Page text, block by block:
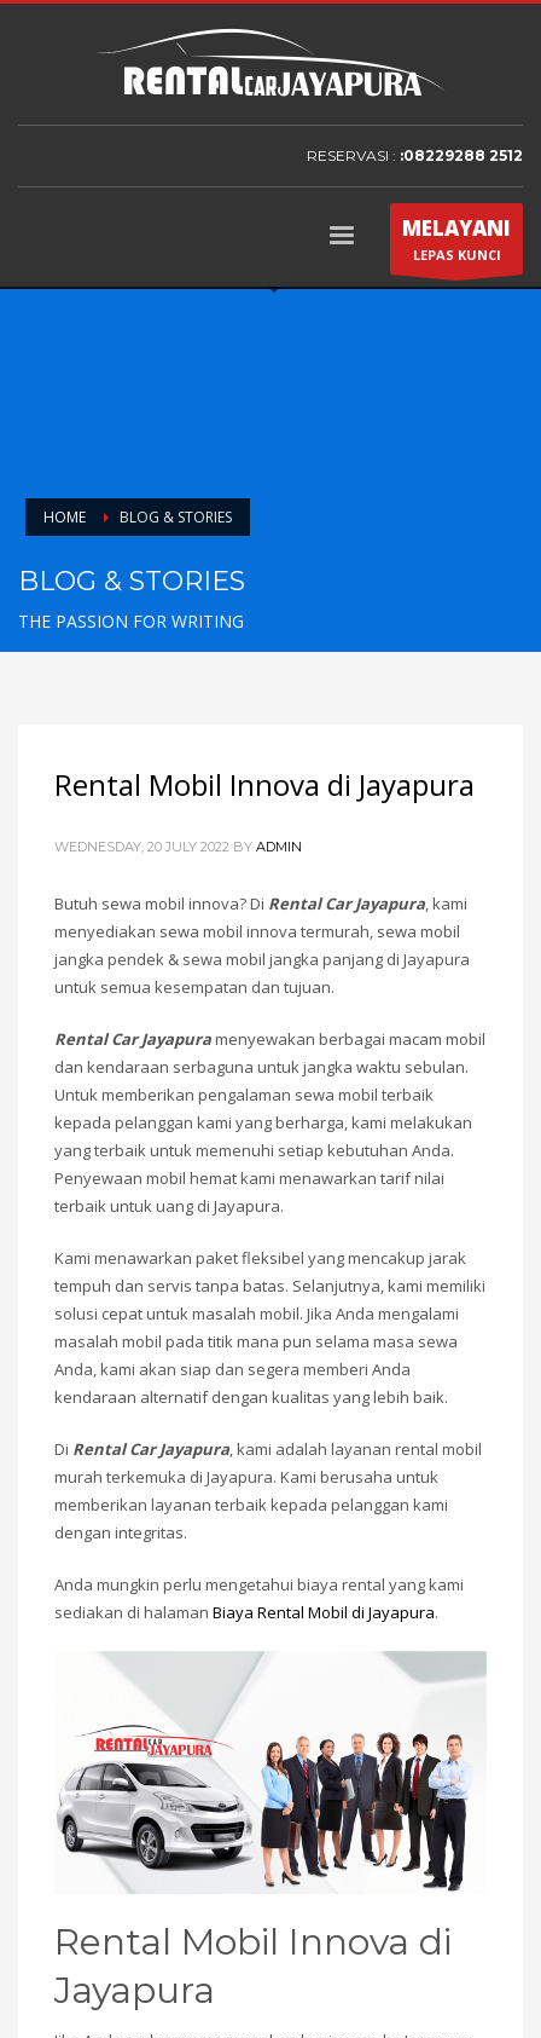
RESERVASI : :08229288 2512
MELAYANI
LEPAS KUNCI
HOME BLOG & STORIES
BLOG & STORIES
THE PASSION FOR WRITING
Rental Mobil Innova di Jayapura
WEDNESDAY, 20 JULY 2022 BY ADMIN
Butuh sewa mobil innova? Di Rental Car Jayapura, kami
menyediakan sewa mobil innova termurah, sewa mobil
jangka pendek & sewa mobil jangka panjang di Jayapura
untuk semua kesempatan dan tujuan.
Rental Car Jayapuramenyewakan berbagai macam mobil
dan kendaraan serbaguna untuk jangka waktu sebulan.
Untuk memberikan pengalaman sewa mobil terbaik
kepada pelanggan kami yang berharga, kami melakukan
yang terbaik untuk memenuhi setiap kebutuhan Anda.
Penyewaan mobil hemat kami menawarkan tarif nilai
terbaik untuk uang di Jayapura.
Kami menawarkan paket fleksibel yang mencakup jarak
tempuh dan servis tanpa batas. Selanjutnya, kami memiliki
solusi cepat untuk masalah mobil. Jika Anda mengalami
masalah mobil pada titik mana pun selama masa sewa
Anda, kami akan siap dan segera memberi Anda
kendaraan alternatif dengan kualitas yang lebih baik.
Di Rental Car Jayapura, kami adalah layanan rental mobil
murah terkemuka di Jayapura. Kami berusaha untuk
memberikan layanan terbaik kepada pelanggan kami
dengan integritas.
Anda mungkin perlu mengetahui biaya rental yang kami
sediakan di halaman Biaya Rental Mobil di Jayapura.
Rental Mobil Innova di
Jayapura